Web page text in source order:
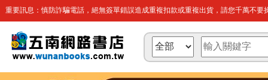
重要訊息：慎防詐騙電話，絕無簽單錯誤造成重複扣款或重複出貨，請您千萬不要